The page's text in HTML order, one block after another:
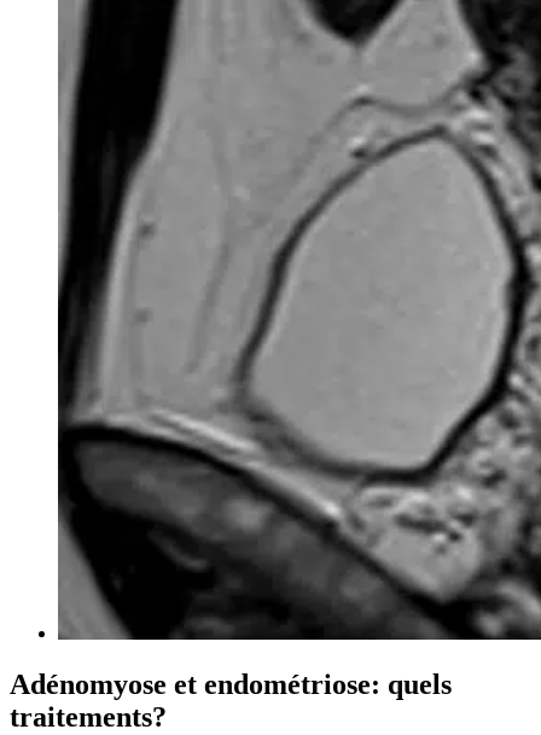
Adénomyose et endométriose: quels
traitements?